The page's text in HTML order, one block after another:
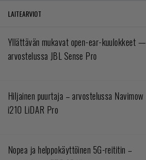
LAITEARVIOT
Yllättävän mukavat open-ear-kuulokkeet —
arvostelussa JBL Sense Pro
Hiljainen puurtaja – arvostelussa Navimow
i210 LiDAR Pro
Nopea ja helppokäyttöinen 5G-reititin –